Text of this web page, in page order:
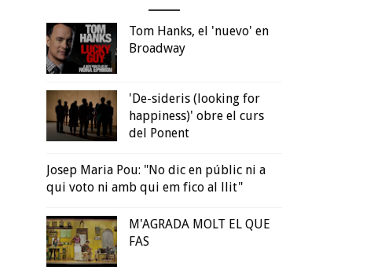
Tom Hanks, el 'nuevo' en
Broadway
'De-sideris (looking for
happiness)' obre el curs
del Ponent
Josep Maria Pou: "No dic en públic ni a
qui voto ni amb qui em fico al llit"
M'AGRADA MOLT EL QUE
FAS